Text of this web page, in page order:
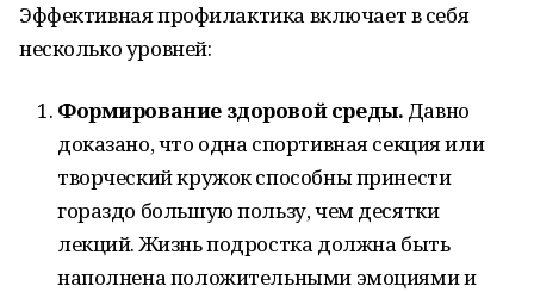
Эффективная профилактика включает в себя
несколько уровней:
Формирование здоровой среды. Давно
доказано, что одна спортивная секция или
творческий кружок способны принести
гораздо большую пользу, чем десятки
лекций. Жизнь подростка должна быть
наполнена положительными эмоциями и